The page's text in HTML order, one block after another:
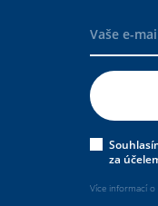
za
Více informací